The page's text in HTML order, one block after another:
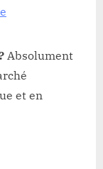
Absolument
et en